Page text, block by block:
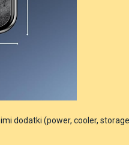
dodatki (power, cooler,